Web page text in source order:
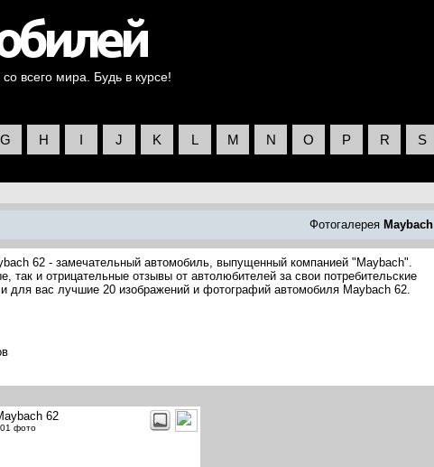
всего мира. Будь в курсе!
G H I J K L M N O P R S
Фотогалерея Maybach
62 - замечательный автомобиль, выпущенный компанией "Maybach".
так и отрицательные отзывы от автолюбителей за свои потребительские
для вас лучшие 20 изображений и фотографий автомобиля Maybach 62.
62
фото